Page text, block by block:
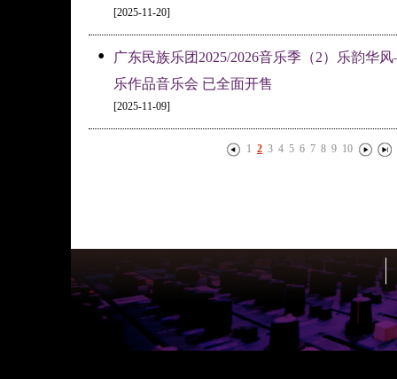
[2025-11-20]
•
广东民族乐团2025/2026音乐季（2）乐韵华
乐作品音乐会 已全面开售
[2025-11-09]
1 2 3 4 5 6 7 8 9 10